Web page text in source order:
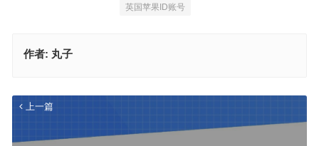
英国苹果ID账号
作者: 丸子
上一篇